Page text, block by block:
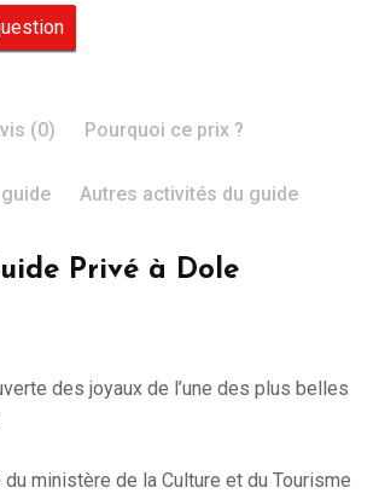
(0) Pourquoi ce prix ?
Autres activités du guide
Privé à Dole
des joyaux de l’une des plus belles
ministère de la Culture et du Tourisme